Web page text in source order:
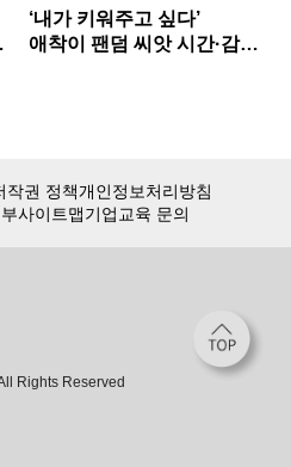
‘내가 키워주고 싶다’
애착이 팬덤 씨앗 시간·감정
작권 정책개인정보처리방침
사이트맵기업교육 문의
Rights Reserved